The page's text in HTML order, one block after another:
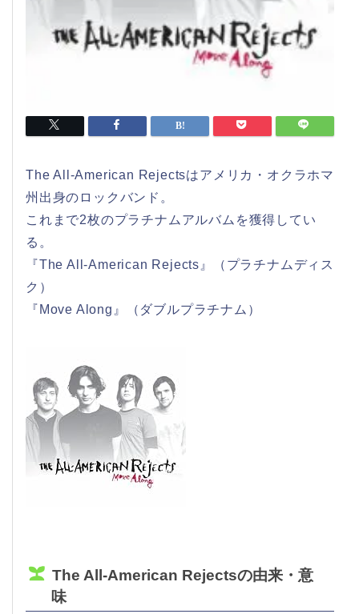
The All-American Rejectsはアメリカ・オクラホマ
州出身のロックバンド。
これまで2枚のプラチナムアルバムを獲得してい
る。
『The All-American Rejects』（プラチナムディス
ク）
『Move Along』（ダブルプラチナム）
The All-American Rejectsの由来・意
味